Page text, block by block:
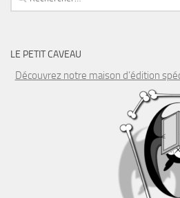
LE PETIT CAVEAU
Découvrez notre maison d’édition